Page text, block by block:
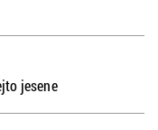
jesene